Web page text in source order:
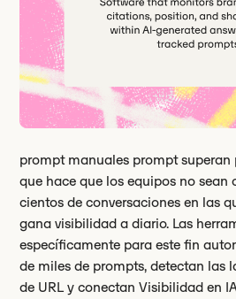
prompt manuales prompt superan
que hace que los equipos no sean
cientos de conversaciones en las
gana visibilidad a diario. Las
específicamente para este fin
de miles de prompts, detectan las
de URL y conectan Visibilidad en